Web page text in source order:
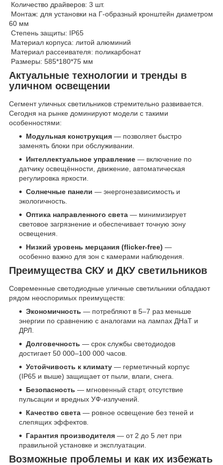
Количество драйверов: 3 шт.
Монтаж: для установки на Г-образный кронштейн диаметром
60 мм
Степень защиты: IP65
Материал корпуса: литой алюминий
Материал рассеивателя: поликарбонат
Размеры: 585*180*75 мм
Актуальные технологии и тренды в
уличном освещении
Сегмент уличных светильников стремительно развивается.
Сегодня на рынке доминируют модели с такими
особенностями:
Модульная конструкция — позволяет быстро
заменять блоки при обслуживании.
Интеллектуальное управление — включение по
датчику освещённости, движение, автоматическая
регулировка яркости.
Солнечные панели — энергонезависимость и
экологичность.
Оптика направленного света — минимизирует
световое загрязнение и обеспечивает точную зону
освещения.
Низкий уровень мерцания (flicker-free) —
особенно важно для зон с камерами наблюдения.
Преимущества СКУ и ДКУ светильников
Современные светодиодные уличные светильники обладают
рядом неоспоримых преимуществ:
Экономичность — потребляют в 5–7 раз меньше
энергии по сравнению с аналогами на лампах ДНаТ и
ДРЛ.
Долговечность — срок службы светодиодов
достигает 50 000–100 000 часов.
Устойчивость к климату — герметичный корпус
(IP65 и выше) защищает от пыли, влаги, снега.
Безопасность — мгновенный старт, отсутствие
пульсации и вредных УФ-излучений.
Качество света — ровное освещение без теней и
слепящих эффектов.
Гарантия производителя — от 2 до 5 лет при
правильной установке и эксплуатации.
Возможные проблемы и как их избежать